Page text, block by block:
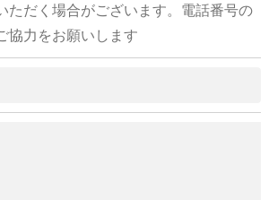
ただく場合がございます。電話番号の
協力をお願いします